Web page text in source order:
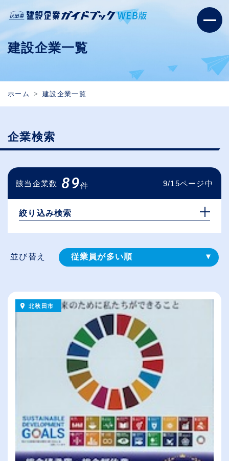
建設企業一覧
ホーム 建設企業一覧
企業検索
該当企業数 89件 9/15ページ中
絞り込み検索
並び替え 従業員が多い順
給与が高い順
（⾼卒の給与を基準）
休日数が多い順
北秋田市